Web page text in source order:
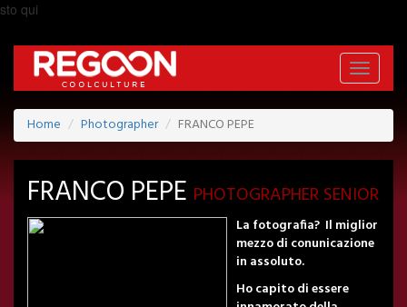
sto qui
Toggle
Home
Photographer FRANCO PEPE
FRANCO PEPE PHOTOGRAPHER SENIOR
La fotografia? Il miglior
mezzo di conunicazione
in assoluto.
Ho capito di essere